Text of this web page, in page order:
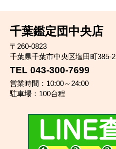
千葉鑑定団中央店
〒260-0823
千葉県千葉市中央区塩田町385-2
TEL 043-300-7699
営業時間：10:00～24:00
駐車場：100台程